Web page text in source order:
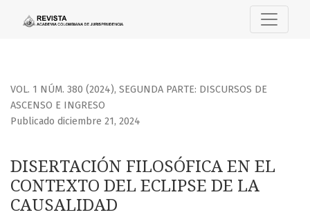
DISERTACIÓN FILOSÓFICA EN EL CONTEXTO DEL ECLIPSE
VOL. 1 NÚM. 380 (2024), SEGUNDA PARTE: DISCURSOS DE
ASCENSO E INGRESO
DISERTACIÓN FILOSÓFICA EN EL
CONTEXTO DEL ECLIPSE DE LA
CAUSALIDAD
Publicado diciembre 21, 2024